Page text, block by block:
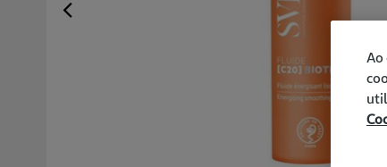
Previous
Ao